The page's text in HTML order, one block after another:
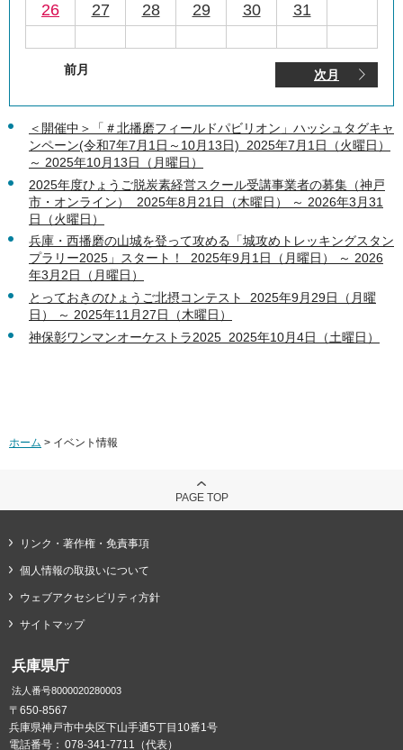
26
27 28 29 30 31
前月 次月
＜開催中＞「＃北播磨フィールドパビリオン」ハッシュタグキャ
ンペーン(令和7年7月1日～10月13日) 2025年7月1日（火曜日）
～ 2025年10月13日（月曜日）
2025年度ひょうご脱炭素経営スクール受講事業者の募集（神戸
市・オンライン） 2025年8月21日（木曜日） ～ 2026年3月31
日（火曜日）
兵庫・西播磨の山城を登って攻める「城攻めトレッキングスタン
プラリー2025」スタート！ 2025年9月1日（月曜日） ～ 2026
年3月2日（月曜日）
とっておきのひょうご北摂コンテスト 2025年9月29日（月曜
日） ～ 2025年11月27日（木曜日）
神保彰ワンマンオーケストラ2025 2025年10月4日（土曜日）
ホーム > イベント情報
PAGE TOP
リンク・著作権・免責事項
個人情報の取扱いについて
ウェブアクセシビリティ方針
サイトマップ
兵庫県庁
法人番号8000020280003
〒650-8567
兵庫県神戸市中央区下山手通5丁目10番1号
電話番号： 078-341-7711（代表）